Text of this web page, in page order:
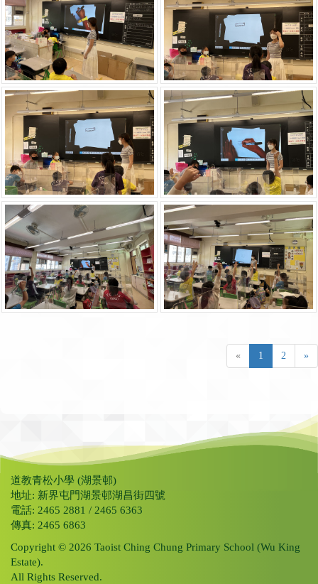
« 1 2 »
道教青松小學 (湖景邨)
地址: 新界屯門湖景邨湖昌街四號
電話: 2465 2881 / 2465 6363
傳真: 2465 6863
Copyright © 2026 Taoist Ching Chung Primary School (Wu King
Estate).
All Rights Reserved.